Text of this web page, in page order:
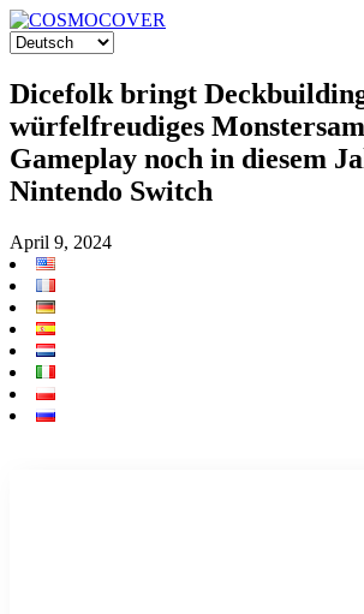
Dicefolk bringt
würfelfreudiges
Gameplay noch in diesem
Nintendo Switch
April 9, 2024